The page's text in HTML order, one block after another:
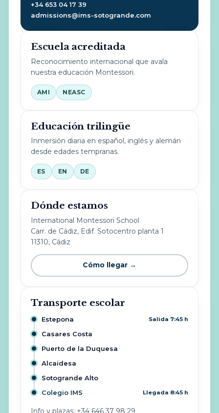
+34 653 04 17 39
admissions@ims-sotogrande.com
Escuela acreditada
Reconocimiento internacional que avala
nuestra educación Montessori.
AMI NEASC
Educación trilingüe
Inmersión diaria en español, inglés y alemán
desde edades tempranas.
ES EN DE
Dónde estamos
International Montessori School
Carr. de Cádiz, Edif. Sotocentro planta 1
11310, Cádiz
Cómo llegar →
Transporte escolar
Estepona Salida 7:45 h
Casares Costa
Puerto de la Duquesa
Alcaidesa
Sotogrande Alto
Colegio IMS
Llegada 8:45 h